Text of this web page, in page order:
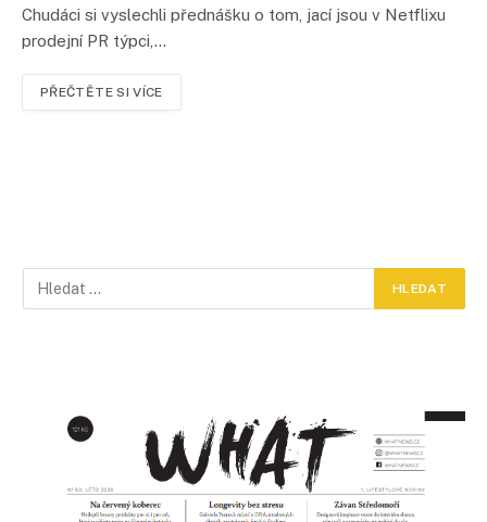
Chudáci si vyslechli přednášku o tom, jací jsou v Netflixu
prodejní PR týpci,…
PŘEČTĚTE SI VÍCE